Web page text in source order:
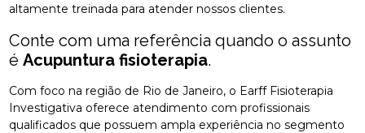
altamente treinada para atender nossos clientes.
Conte com uma referência quando o assunto
éAcupuntura fisioterapia.
Com foco na região de Rio de Janeiro, o Earff Fisioterapia
Investigativa oferece atendimento com profissionais
qualificados que possuem ampla experiência no segmento